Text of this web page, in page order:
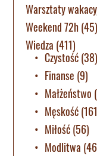
Warsztaty
Weekend 72h(45)
Wiedza (411)
Czystość(38)
Finanse (9)
Małżeństwo
Męskość
Miłość(56)
Modlitwa